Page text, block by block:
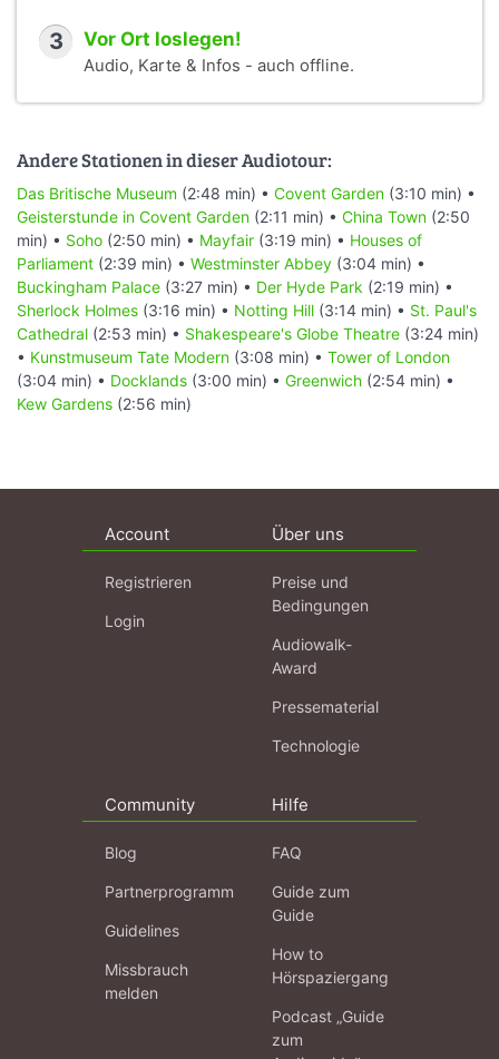
3 Vor Ort loslegen!
Audio, Karte & Infos - auch offline.
Andere Stationen in dieser Audiotour:
Das Britische Museum (2:48 min) • Covent Garden (3:10 min) •
Geisterstunde in Covent Garden (2:11 min) • China Town (2:50
min) • Soho (2:50 min) • Mayfair (3:19 min) • Houses of
Parliament (2:39 min) • Westminster Abbey (3:04 min) •
Buckingham Palace (3:27 min) • Der Hyde Park (2:19 min) •
Sherlock Holmes (3:16 min) • Notting Hill (3:14 min) • St. Paul's
Cathedral (2:53 min) • Shakespeare's Globe Theatre (3:24 min)
• Kunstmuseum Tate Modern (3:08 min) • Tower of London
(3:04 min) • Docklands (3:00 min) • Greenwich (2:54 min) •
Kew Gardens (2:56 min)
Account
Registrieren
Login
Über uns
Preise und
Bedingungen
Audiowalk-
Award
Pressematerial
Technologie
Community
Blog
Partnerprogramm
Guidelines
Missbrauch
melden
Hilfe
FAQ
Guide zum
Guide
How to
Hörspaziergang
Podcast „Guide
zum